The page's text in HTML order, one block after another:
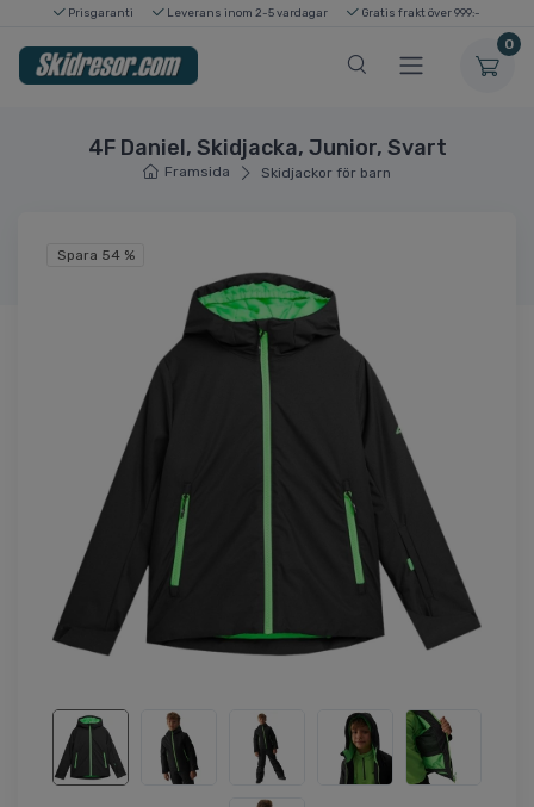
Prisgaranti Leverans inom 2-5 vardagar Gratis frakt över 999:-
0
4F Daniel, Skidjacka, Junior, Svart
Framsida Skidjackor för barn
Spara 54 %